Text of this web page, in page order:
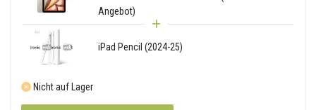
Angebot)
iPad Pencil (2024-25)
Nicht auf Lager